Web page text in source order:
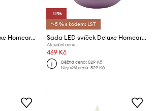
Sada LED svíček Deluxe Homeart 2,2 x 28 cm 2-pack
-11%
*-5 % s kódem: LST
Sada LED svíček Deluxe Homeart 6,1 cm 2-pack
Aktuální cena:
469 Kč
Běžná cena:529 Kč
Nejnižší cena:529 Kč